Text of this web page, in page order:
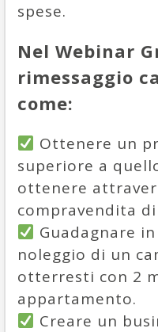
spese.
Nel Webinar
rimessaggio
come:
Ottenere un
superiore a
ottenere
compravendita
Guadagnare
noleggio di un
otterresti con 2
appartamento.
Creare un